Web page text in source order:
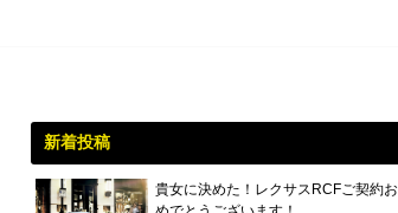
新着投稿
貴女に決めた！レクサスRCFご契約お